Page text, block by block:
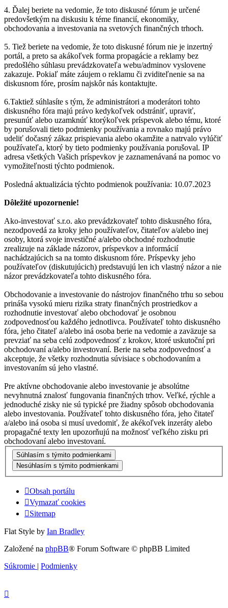
4. Ďalej beriete na vedomie, že toto diskusné fórum je určené
predovšetkým na diskusiu k téme financií, ekonomiky,
obchodovania a investovania na svetových finančných trhoch.
5. Tiež beriete na vedomie, že toto diskusné fórum nie je inzertný
portál, a preto sa akákoľvek forma propagácie a reklamy bez
predošlého súhlasu prevádzkovateľa webu/adminov vyslovene
zakazuje. Pokiaľ máte záujem o reklamu či zviditeľnenie sa na
diskusnom fóre, prosím najskôr nás kontaktujte.
6.Taktiež súhlasíte s tým, že administrátori a moderátori tohto
diskusného fóra majú právo kedykoľvek odstrániť, upraviť,
presunúť alebo uzamknúť ktorýkoľvek príspevok alebo tému, ktoré
by porušovali tieto podmienky používania a rovnako majú právo
udeliť dočasný zákaz prispievania alebo okamžite a natrvalo vylúčiť
používateľa, ktorý by tieto podmienky používania porušoval. IP
adresa všetkých Vašich príspevkov je zaznamenávaná na pomoc vo
vymožiteľnosti týchto podmienok.
Posledná aktualizácia týchto podmienok používania: 10.07.2023
Dôležité upozornenie!
Ako-investovať s.r.o. ako prevádzkovateľ tohto diskusného fóra,
nezodpovedá za kroky jeho používateľov, čitateľov a/alebo inej
osoby, ktorá svoje investičné a/alebo obchodné rozhodnutie
zrealizuje na základe názorov, príspevkov a informácií
nachádzajúcich sa na tomto diskusnom fóre. Príspevky jeho
používateľov (diskutujúcich) predstavujú len ich vlastný názor a nie
názor prevádzkovateľa tohto diskusného fóra.
Obchodovanie a investovanie do nástrojov finančného trhu so sebou
prináša vysokú mieru rizika straty finančných prostriedkov a
rozhodnutie investovať alebo obchodovať je osobnou
zodpovednosťou každého jednotlivca. Používateľ tohto diskusného
fóra, jeho čitateľ a/alebo iná osoba berie na vedomie a zaväzuje sa
prevziať na seba celú zodpovednosť z krokov, ktoré uskutoční pri
obchodovaní a/alebo investovaní. Berie na seba zodpovednosť a
akceptuje, že všetky rozhodnutia súvisiace s obchodovaním a
investovaním sú jeho vlastné.
Pre aktívne obchodovanie alebo investovanie je absolútne
nevyhnutná znalosť fungovania finančných trhov. Veľké, rýchle a
jednoduché zisky nie sú typické pre žiadny spôsob obchodovania
alebo investovania. Používateľ tohto diskusného fóra, jeho čitateľ
a/alebo iná osoba si musí uvedomiť, že akékoľvek inzeráty alebo
propagačné texty len upozorňujú na možnosť veľkého zisku pri
obchodovaní alebo investovaní.
Obsah portálu
Vymazať cookies
Sitemap
Flat Style by Ian Bradley
Založené na phpBB® Forum Software © phpBB Limited
Súkromie | Podmienky